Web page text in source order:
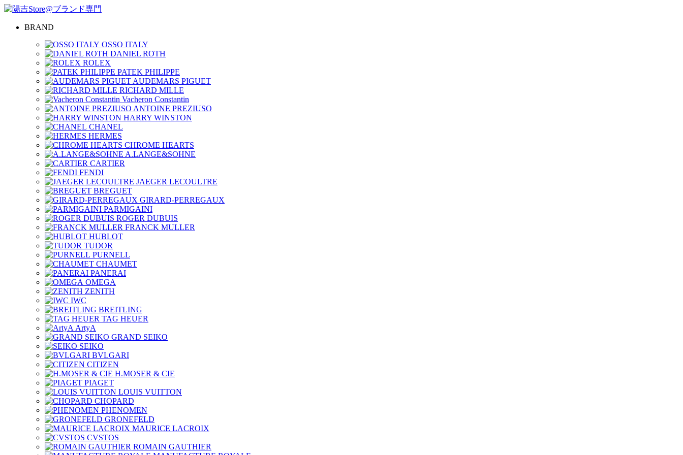
BRAND
OSSO ITALY
DANIEL ROTH
ROLEX
PATEK PHILIPPE
AUDEMARS PIGUET
RICHARD MILLE
Vacheron Constantin
ANTOINE PREZIUSO
HARRY WINSTON
CHANEL
HERMES
CHROME HEARTS
A.LANGE&SOHNE
CARTIER
FENDI
JAEGER LECOULTRE
BREGUET
GIRARD-PERREGAUX
PARMIGAINI
ROGER DUBUIS
FRANCK MULLER
HUBLOT
TUDOR
PURNELL
CHAUMET
PANERAI
OMEGA
ZENITH
IWC
BREITLING
TAG HEUER
ArtyA
GRAND SEIKO
SEIKO
BVLGARI
CITIZEN
H.MOSER & CIE
PIAGET
LOUIS VUITTON
CHOPARD
PHENOMEN
GRONEFELD
MAURICE LACROIX
CVSTOS
ROMAIN GAUTHIER